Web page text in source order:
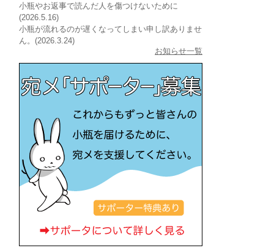
小瓶やお返事で読んだ人を傷つけないために
(2026.5.16)
小瓶が流れるのが遅くなってしまい申し訳ありませ
ん。(2026.3.24)
お知らせ一覧